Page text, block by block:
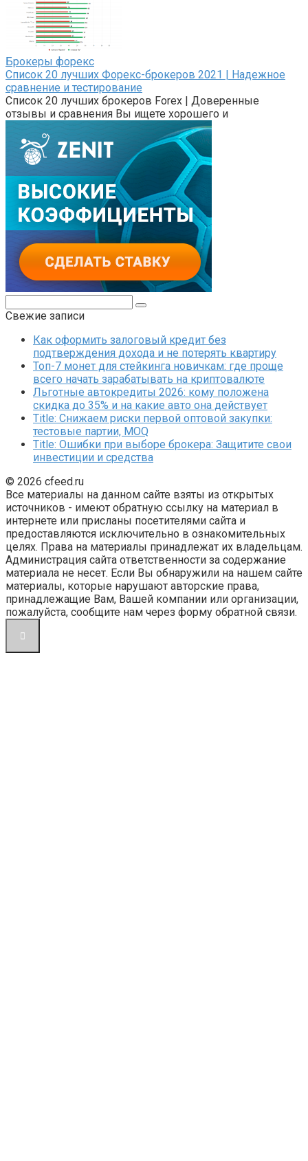
Брокеры форекс
Список 20 лучших Форекс-брокеров 2021 | Надежное
сравнение и тестирование
Список 20 лучших брокеров Forex | Доверенные
отзывы и сравнения Вы ищете хорошего и
Свежие записи
Как оформить залоговый кредит без
подтверждения дохода и не потерять квартиру
Топ-7 монет для стейкинга новичкам: где проще
всего начать зарабатывать на криптовалюте
Льготные автокредиты 2026: кому положена
скидка до 35% и на какие авто она действует
Title: Снижаем риски первой оптовой закупки:
тестовые партии, MOQ
Title: Ошибки при выборе брокера: Защитите свои
инвестиции и средства
© 2026 cfeed.ru
Все материалы на данном сайте взяты из открытых
источников - имеют обратную ссылку на материал в
интернете или присланы посетителями сайта и
предоставляются исключительно в ознакомительных
целях. Права на материалы принадлежат их владельцам.
Администрация сайта ответственности за содержание
материала не несет. Если Вы обнаружили на нашем сайте
материалы, которые нарушают авторские права,
принадлежащие Вам, Вашей компании или организации,
пожалуйста, сообщите нам через форму обратной связи.